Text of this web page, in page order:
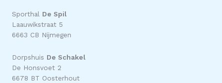
Sporthal De Spil
Laauwikstraat 5
6663 CB Nijmegen
Dorpshuis De Schakel
De Honsvoet 2
6678 BT Oosterhout